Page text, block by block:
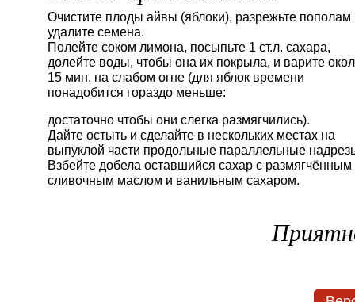
Очистите плоды айвы (яблоки), разрежьте пополам
удалите семена.
Полейте соком лимона, посыпьте 1 ст.л. сахара,
долейте воды, чтобы она их покрыла, и варите
15 мин. на слабом огне (для яблок времени
понадобится гораздо меньше:
достаточно чтобы они слегка размягчились).
Дайте остыть и сделайте в нескольких местах на
выпуклой части продольные параллельные
Взбейте добела оставшийся сахар с размягчённым
сливочным маслом и ванильным сахаром.